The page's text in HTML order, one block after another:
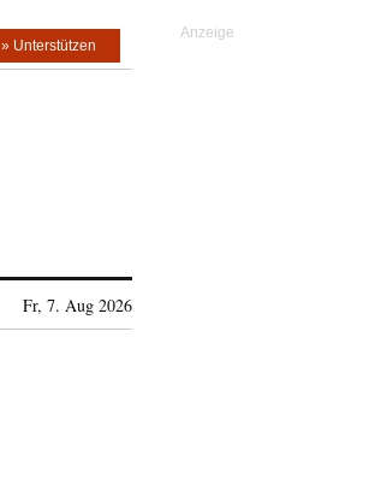
» Unterstützen
Fr, 7. Aug 2026